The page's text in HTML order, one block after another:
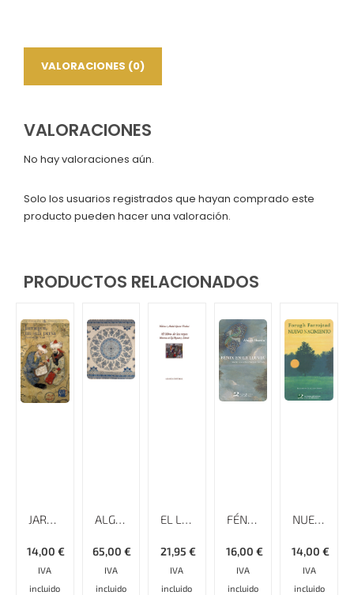
VALORACIONES (0)
VALORACIONES
No hay valoraciones aún.
Solo los usuarios registrados que hayan comprado este
producto pueden hacer una valoración.
PRODUCTOS RELACIONADOS
JARRAQANI, UN SUFÍ PERSA
€
14,00
IVA
incluido
ALGODÓN ESTAMPADO A MANO,160 CM X 240 CM, GHALAMKAR
€
65,00
IVA
incluido
EL LIBRO DE LOS REYES
€
21,95
IVA
incluido
FÉNIX EN LA LLUVIA
€
16,00
IVA
incluido
NUEVO NACIMIENTO
€
14,00
IVA
incluido